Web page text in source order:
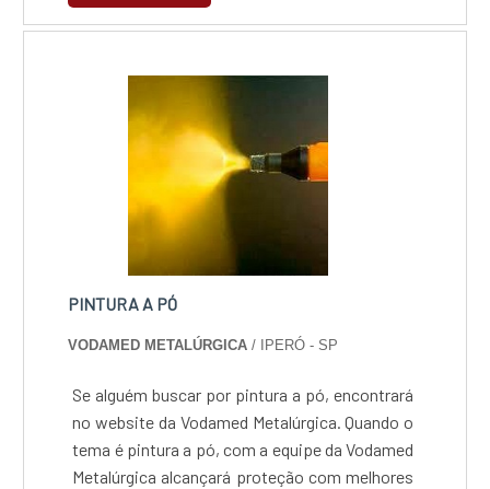
PINTURA A PÓ
VODAMED METALÚRGICA / IPERÓ - SP
Se alguém buscar por pintura a pó, encontrará
no website da Vodamed Metalúrgica. Quando o
tema é pintura a pó, com a equipe da Vodamed
Metalúrgica alcançará proteção com melhores